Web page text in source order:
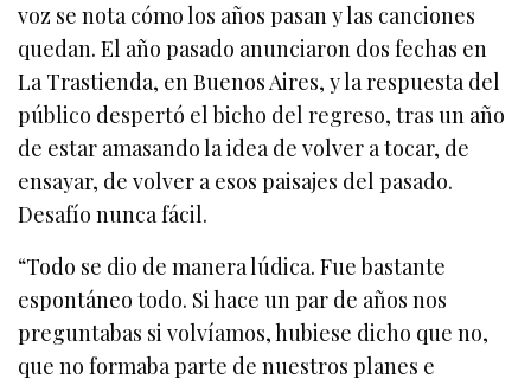
voz se nota cómo los años pasan y las canciones
quedan. El año pasado anunciaron dos fechas en
La Trastienda, en Buenos Aires, y la respuesta del
público despertó el bicho del regreso, tras un año
de estar amasando la idea de volver a tocar, de
ensayar, de volver a esos paisajes del pasado.
Desafío nunca fácil.
“Todo se dio de manera lúdica. Fue bastante
espontáneo todo. Si hace un par de años nos
preguntabas si volvíamos, hubiese dicho que no,
que no formaba parte de nuestros planes e